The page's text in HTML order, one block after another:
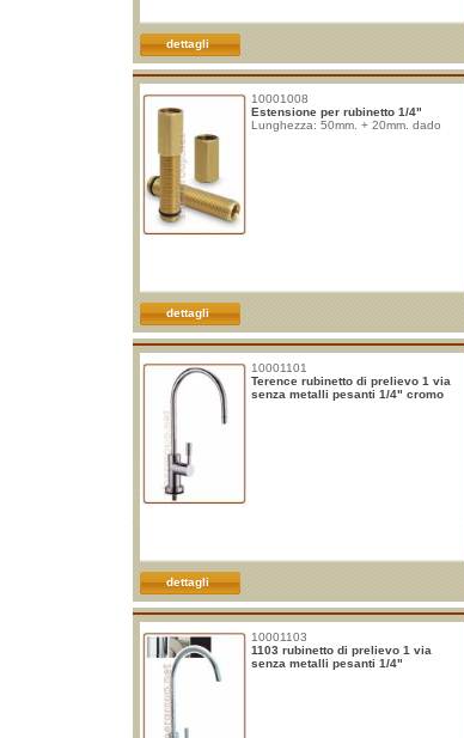
dettagli
10001008
Estensione per rubinetto 1/4"
Lunghezza: 50mm. + 20mm. dado
dettagli
10001101
Terence rubinetto di prelievo 1 via
senza metalli pesanti 1/4" cromo
dettagli
10001103
1103 rubinetto di prelievo 1 via
senza metalli pesanti 1/4"